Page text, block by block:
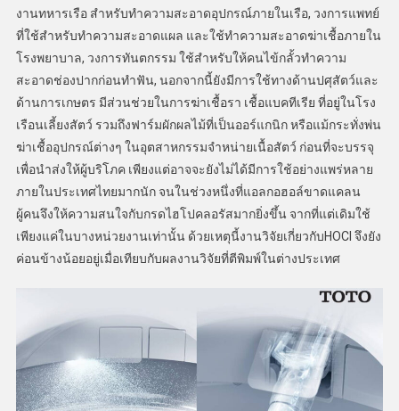
งานทหารเรือ สำหรับทำความสะอาดอุปกรณ์ภายในเรือ, วงการแพทย์
ที่ใช้สำหรับทำความสะอาดแผล และใช้ทำความสะอาดฆ่าเชื้อภายใน
โรงพยาบาล, วงการทันตกรรม ใช้สำหรับให้คนไข้กลั้วทำความ
สะอาดช่องปากก่อนทำฟัน, นอกจากนี้ยังมีการใช้ทางด้านปศุสัตว์และ
ด้านการเกษตร มีส่วนช่วยในการฆ่าเชื้อรา เชื้อแบคทีเรีย ที่อยู่ในโรง
เรือนเลี้ยงสัตว์ รวมถึงฟาร์มผักผลไม้ที่เป็นออร์แกนิก หรือแม้กระทั่งพ่น
ฆ่าเชื้ออุปกรณ์ต่างๆ ในอุตสาหกรรมจำหน่ายเนื้อสัตว์ ก่อนที่จะบรรจุ
เพื่อนำส่งให้ผู้บริโภค เพียงแต่อาจจะยังไม่ได้มีการใช้อย่างแพร่หลาย
ภายในประเทศไทยมากนัก จนในช่วงหนึ่งที่แอลกอฮอล์ขาดแคลน
ผู้คนจึงให้ความสนใจกับกรดไฮโปคลอรัสมากยิ่งขึ้น จากที่แต่เดิมใช้
เพียงแค่ในบางหน่วยงานเท่านั้น ด้วยเหตุนี้งานวิจัยเกี่ยวกับHOCl จึงยัง
ค่อนข้างน้อยอยู่เมื่อเทียบกับผลงานวิจัยที่ตีพิมพ์ในต่างประเทศ